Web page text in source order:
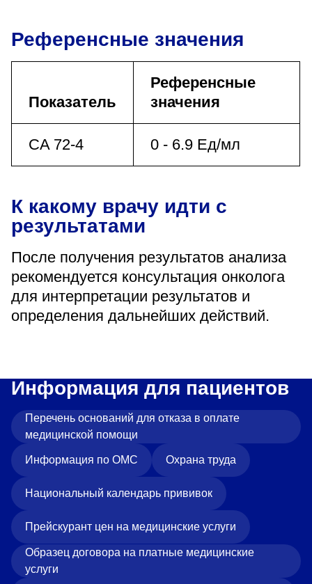
Референсные значения
Показатель
Референсные
значения
CA 72-4 0 - 6.9 Ед/мл
К какому врачу идти с
результатами
После получения результатов анализа
рекомендуется консультация онколога
для интерпретации результатов и
определения дальнейших действий.
Информация для пациентов
Перечень оснований для отказа в оплате
медицинской помощи
Информация по ОМС Охрана труда
Национальный календарь прививок
Прейскурант цен на медицинские услуги
Образец договора на платные медицинские
услуги